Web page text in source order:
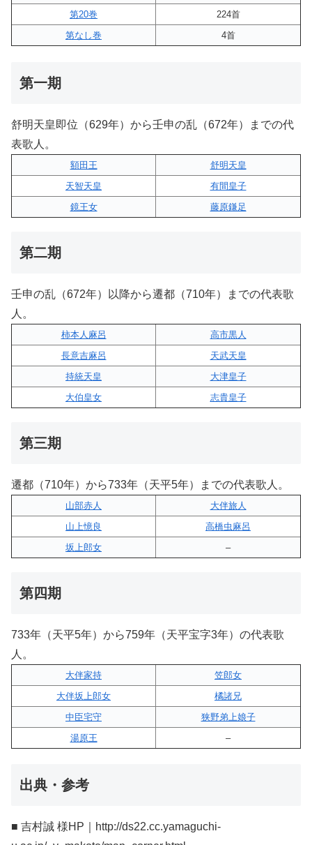
第20巻
224首
第なし巻
4首
第一期
舒明天皇即位（629年）から壬申の乱（672年）までの代
表歌人。
額田王
舒明天皇
天智天皇
有間皇子
鏡王女
藤原鎌足
第二期
壬申の乱（672年）以降から遷都（710年）までの代表歌
人。
柿本人麻呂
高市黒人
長意吉麻呂
天武天皇
持統天皇
大津皇子
大伯皇女
志貴皇子
第三期
遷都（710年）から733年（天平5年）までの代表歌人。
山部赤人
大伴旅人
山上憶良
高橋虫麻呂
坂上郎女
–
第四期
733年（天平5年）から759年（天平宝字3年）の代表歌
人。
大伴家持
笠郎女
大伴坂上郎女
橘諸兄
中臣宅守
狭野弟上娘子
湯原王
–
出典・参考
■ 吉村誠 様HP｜http://ds22.cc.yamaguchi-